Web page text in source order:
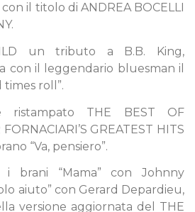
il titolo di ANDREA BOCELLI
un tributo a B.B. King,
con il leggendario bluesman il
times roll”.
ristampato THE BEST OF
GREATEST HITS
“Va, pensiero”.
i brani “Mama” con Johnny
aiuto” con Gerard Depardieu,
versione aggiornata del THE